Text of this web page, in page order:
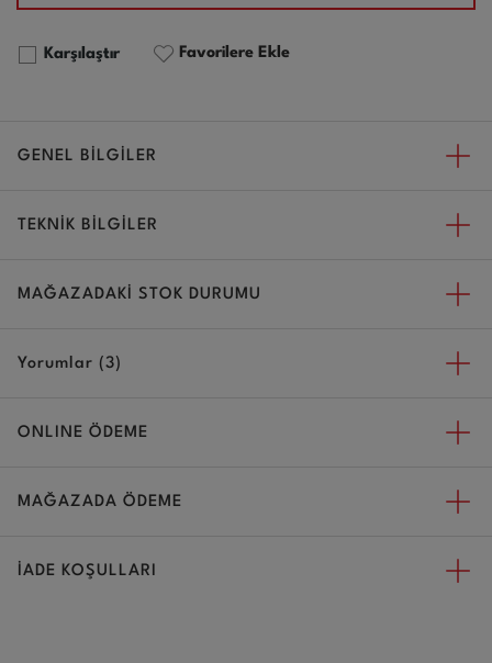
Karşılaştır Favorilere Ekle
GENEL BİLGİLER
TEKNİK BİLGİLER
MAĞAZADAKİ STOK DURUMU
Yorumlar (3)
ONLINE ÖDEME
MAĞAZADA ÖDEME
İADE KOŞULLARI